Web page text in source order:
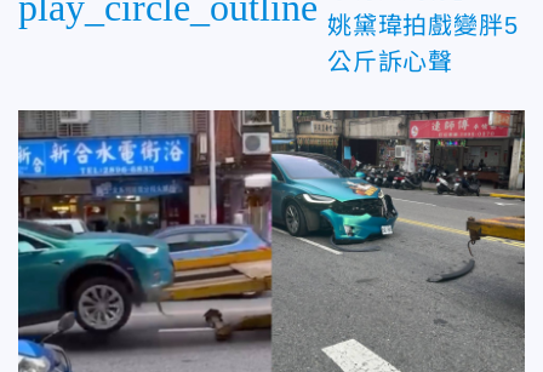
姚黛瑋拍戲變胖5
公斤訴心聲